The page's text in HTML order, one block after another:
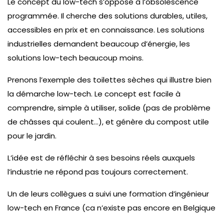
programmée. Il cherche des solutions durables, utiles,
accessibles en prix et en connaissance. Les solutions
industrielles demandent beaucoup d’énergie, les
solutions low-tech beaucoup moins.
Prenons l’exemple des toilettes sèches qui illustre bien
la démarche low-tech. Le concept est facile à
comprendre, simple à utiliser, solide (pas de problème
de châsses qui coulent…), et génère du compost utile
pour le jardin.
L’idée est de réfléchir à ses besoins réels auxquels
l’industrie ne répond pas toujours correctement.
Un de leurs collègues a suivi une formation d’ingénieur
low-tech en France (ca n’existe pas encore en Belgique